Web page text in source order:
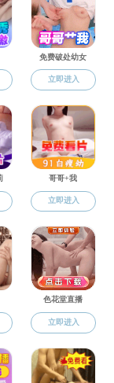
毛片 / 人才培养 /
专业、学科及
培养管理